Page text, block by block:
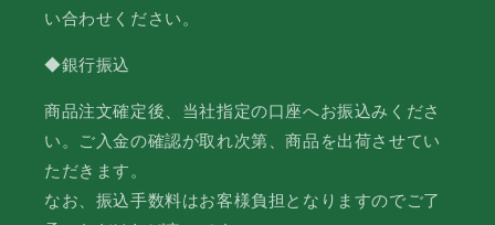
い合わせください。
◆銀行振込
商品注文確定後、当社指定の口座へお振込みくださ
い。ご入金の確認が取れ次第、商品を出荷させてい
ただきます。
なお、振込手数料はお客様負担となりますのでご了